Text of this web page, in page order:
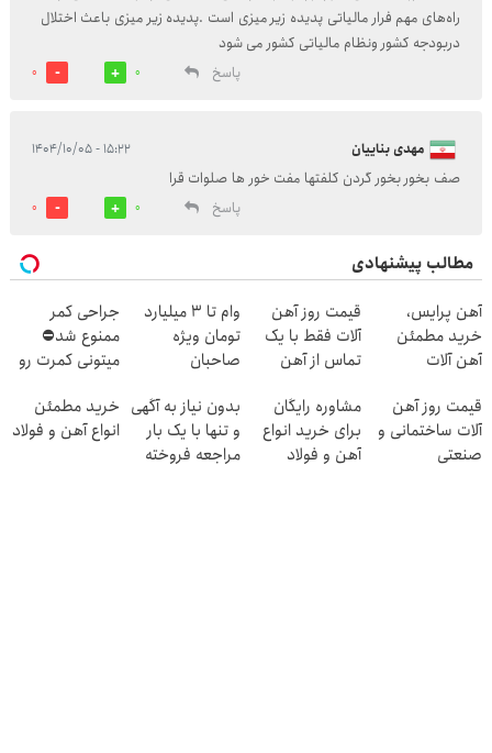
راه‌های مهم فرار مالیاتی پدیده زیر میزی است .پدیده زیر میزی باعث اختلال
دربودجه کشور ونظام مالیاتی کشور می شود
پاسخ
0
0
مهدی بناییان ۱۵:۲۲ - ۱۴۰۴/۱۰/۰۵
صف بخور بخور گردن کلفتها مفت خور ها صلوات قرا
پاسخ
0
0
مطالب پیشنهادی
آهن پرایس،
خرید مطمئن
آهن آلات
قیمت روز آهن
آلات فقط با یک
تماس از آهن
وام تا ۳ میلیارد
تومان ویژه
صاحبان
آنلاین و حضوری
جراحی کمر
ممنوع شد⛔
میتونی کمرت رو
کنی! 👈🏻
پرسش‌نامه
قیمت روز آهن
آلات ساختمانی و
صنعتی
مشاوره رایگان
برای خرید انواع
آهن و فولاد
بدون نیاز به آگهی
و تنها با یک بار
مراجعه فروخته
خرید مطمئن
انواع آهن و فولاد